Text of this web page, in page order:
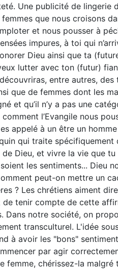
Une publicité de lingerie
que nous croisons
et nous pousser à
impures, à toi qui
Dieu ainsi que ta
lutter avec ton (futur)
entre autres,
que de femmes dont les
et qu’il n’y a pas une
l’Evangile nous
es appelé à un être un
qui traite spécifiquement
de Dieu, et vivre la vie que
les sentiments... Dieu
peut-on mettre un
? Les chrétiens aiment
de tenir compte de cette
Dans notre société, on
transculturel. L'idée
à avoir les "bons"
par agir
femme, chérissez-la malgré